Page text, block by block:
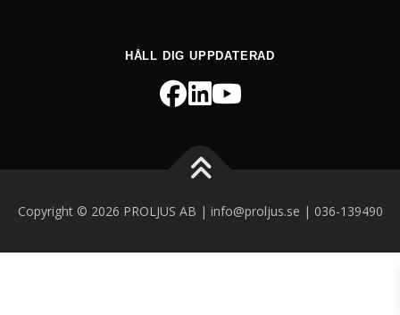
HÅLL DIG UPPDATERAD
Copyright © 2026 PROLJUS AB | info@proljus.se | 036-139490